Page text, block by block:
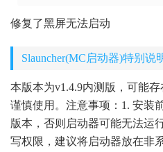
修复了黑屏无法启动
Slauncher(MC启动器)特别说
本版本为v1.4.9内测版，可能
谨慎使用。注意事项：1. 安装
版本，否则启动器可能无法运
写权限，建议将启动器放在非